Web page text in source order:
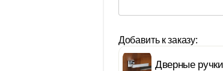
Добавить к заказу:
Дверные ручки